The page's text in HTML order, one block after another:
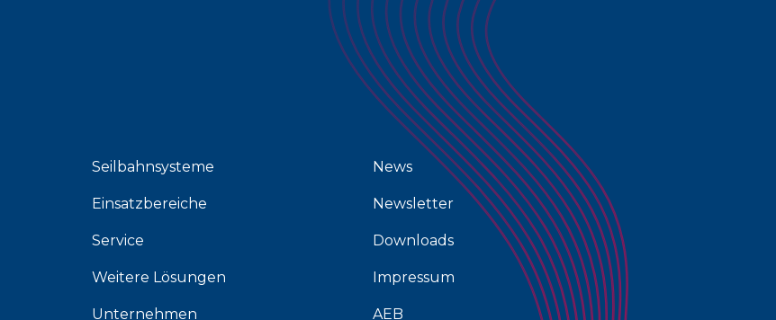
Seilbahnsysteme
Einsatzbereiche
Service
Weitere Lösungen
Unternehmen
News
Newsletter
Downloads
Impressum
AEB